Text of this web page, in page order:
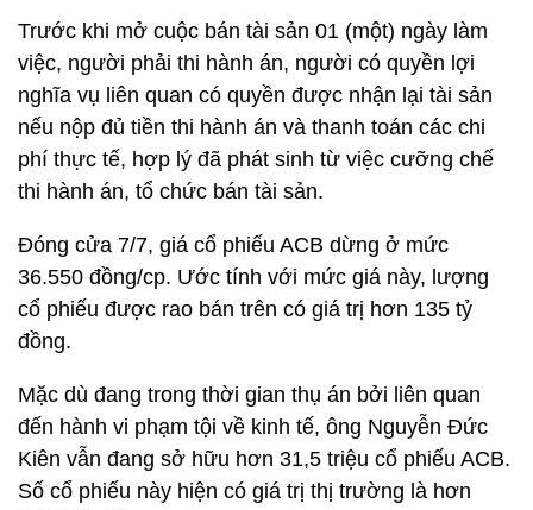
Trước khi mở cuộc bán tài sản 01 (một) ngày làm
việc, người phải thi hành án, người có quyền lợi
nghĩa vụ liên quan có quyền được nhận lại tài sản
nếu nộp đủ tiền thi hành án và thanh toán các chi
phí thực tế, hợp lý đã phát sinh từ việc cưỡng chế
thi hành án, tổ chức bán tài sản.
Đóng cửa 7/7, giá cổ phiếu ACB dừng ở mức
36.550 đồng/cp. Ước tính với mức giá này, lượng
cổ phiếu được rao bán trên có giá trị hơn 135 tỷ
đồng.
Mặc dù đang trong thời gian thụ án bởi liên quan
đến hành vi phạm tội về kinh tế, ông Nguyễn Đức
Kiên vẫn đang sở hữu hơn 31,5 triệu cổ phiếu ACB.
Số cổ phiếu này hiện có giá trị thị trường là hơn